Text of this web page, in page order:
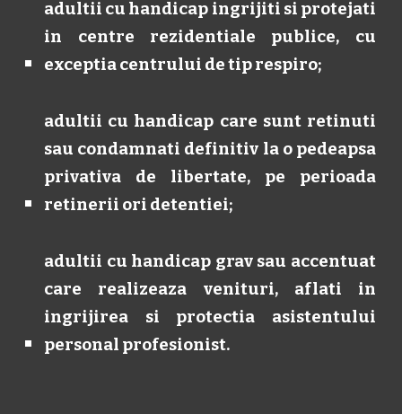
adultii cu handicap ingrijiti si protejati
in centre rezidentiale publice, cu
exceptia centrului de tip respiro;
adultii cu handicap care sunt retinuti
sau condamnati definitiv la o pedeapsa
privativa de libertate, pe perioada
retinerii ori detentiei;
adultii cu handicap grav sau accentuat
care realizeaza venituri, aflati in
ingrijirea si protectia asistentului
personal profesionist.